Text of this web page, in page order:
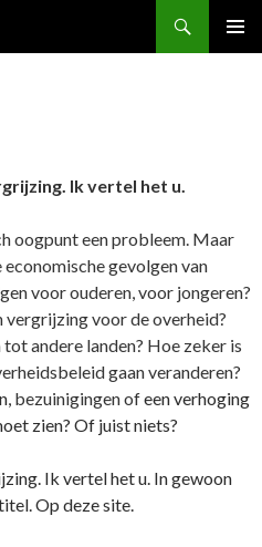
Ik vertel het u.
oogpunt een probleem. Maar
gevolgen van
voor ouderen, voor jongeren?
vergrijzing voor de overheid?
andere landen? Hoe zeker is
gaan veranderen?
bezuinigingen ofeen verhoging
zien? Of juist niets?
Ik vertel het u. In gewoon
Op deze site.